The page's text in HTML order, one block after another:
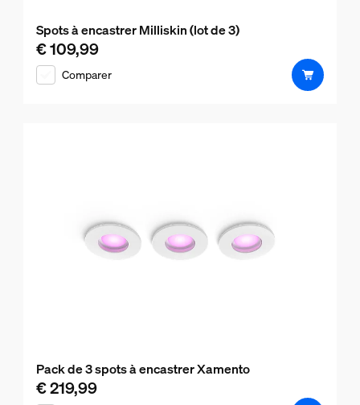
Spots à encastrer Milliskin (lot de 3)
Le prix actuel est € 109,99
€ 109,99
Comparer
Pack de 3 spots à encastrer Xamento
Le prix actuel est € 219,99
€ 219,99